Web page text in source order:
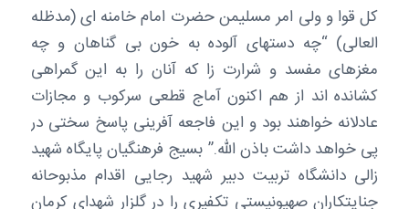
کل قوا و ولی امر مسلیمن حضرت امام خامنه ای (مدظله
العالی) “چه دستهای آلوده به خون بی گناهان و چه
مغزهای مفسد و شرارت زا که آنان را به این گمراهی
کشانده اند از هم اکنون آماج قطعی سرکوب و مجازات
عادلانه خواهند بود و این فاجعه آفرینی پاسخ سختی در
پی خواهد داشت باذن الله.” بسیج فرهنگیان پایگاه شهید
زالی دانشگاه تربیت دبیر شهید رجایی اقدام مذبوحانه
جنایتکاران صهیونیستی تکفیری را در گلزار شهدای کرمان